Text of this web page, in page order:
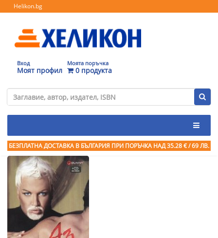
Helikon.bg
Вход
Моят профил
Моята поръчка
0 продукта
БЕЗПЛАТНА ДОСТАВКА В БЪЛГАРИЯ ПРИ ПОРЪЧКА НАД 35.28 € / 69 ЛВ.